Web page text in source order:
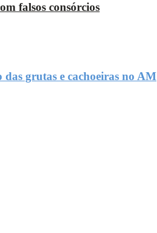
falsos consórcios
grutas e cachoeiras no AM